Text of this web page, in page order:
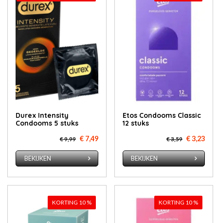
Durex Intensity
Condooms 5 stuks
€ 9,99 € 7,49
BEKIJKEN
Etos Condooms Classic
12 stuks
€ 3,59 € 3,23
BEKIJKEN
KORTING 10 % KORTING 10 %